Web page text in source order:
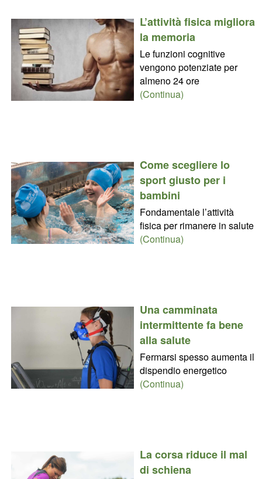
L’attività fisica migliora
la memoria
Le funzioni cognitive
vengono potenziate per
almeno 24 ore
(Continua)
Come scegliere lo
sport giusto per i
bambini
Fondamentale l’attività
fisica per rimanere in salute
(Continua)
Una camminata
intermittente fa bene
alla salute
Fermarsi spesso aumenta il
dispendio energetico
(Continua)
La corsa riduce il mal
di schiena